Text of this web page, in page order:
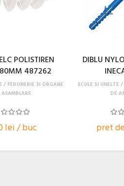
POLISTIREN
487262
lei / buc
FERONERIE SI ORGANE
ASAMBLARE
DIBLU
pret
SCULE SI UNELTE
DE